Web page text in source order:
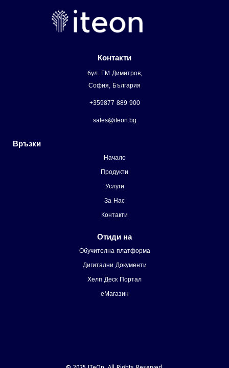
Контакти
бул. ГМ Димитров,
София, България
+359877 889 900
sales@iteon.bg
Връзки
Начало
Продукти
Услуги
За Нас
Контакти
Отиди на
Обучителна платформа
Дигитални Документи
Хелп Деск Портал
еМагазин